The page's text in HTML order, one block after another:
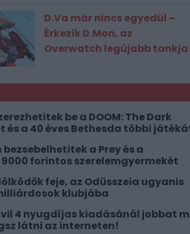
D.Va már nincs egyedül –
Érkezik D.Mon, az
Overwatch legújabb tankja
be a DOOM: The Dark
és a 40 éves Bethesda többi
a Prey és a
forintos szerelemgyermekét
feje, az Odüsszeia ugyanis
klubjába
4 nyugdíjas kiadásánál jobbat
látni az interneten!